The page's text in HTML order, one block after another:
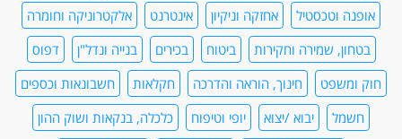
אופנה וטכסטיל
אחזקה וניקיון אינטרנט
אלקטרוניקה וחומרה
בטחון, שמירה וחקירות
ביטוח בכירים בנייה ונדל"ן
דפוס
חוק ומשפט
חינוך, הוראה והדרכה חקלאות
חשבונאות וכספים
חשמל
יבוא /יצוא יופי וטיפוח
כלכלה, בנקאות ושוק ההון